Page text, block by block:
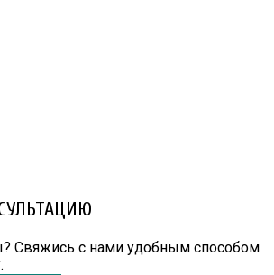
Свяжись с нами удобным способом